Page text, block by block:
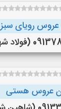
رویای سبز
شهر)
عروس هستی